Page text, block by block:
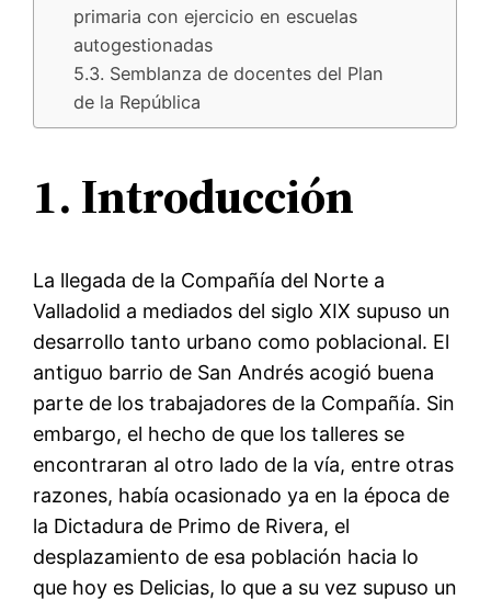
primaria con ejercicio en escuelas
autogestionadas
5.3. Semblanza de docentes del Plan
de la República
1. Introducción
La llegada de la Compañía del Norte a
Valladolid a mediados del siglo XIX supuso un
desarrollo tanto urbano como poblacional. El
antiguo barrio de San Andrés acogió buena
parte de los trabajadores de la Compañía. Sin
embargo, el hecho de que los talleres se
encontraran al otro lado de la vía, entre otras
razones, había ocasionado ya en la época de
la Dictadura de Primo de Rivera, el
desplazamiento de esa población hacia lo
que hoy es Delicias, lo que a su vez supuso un